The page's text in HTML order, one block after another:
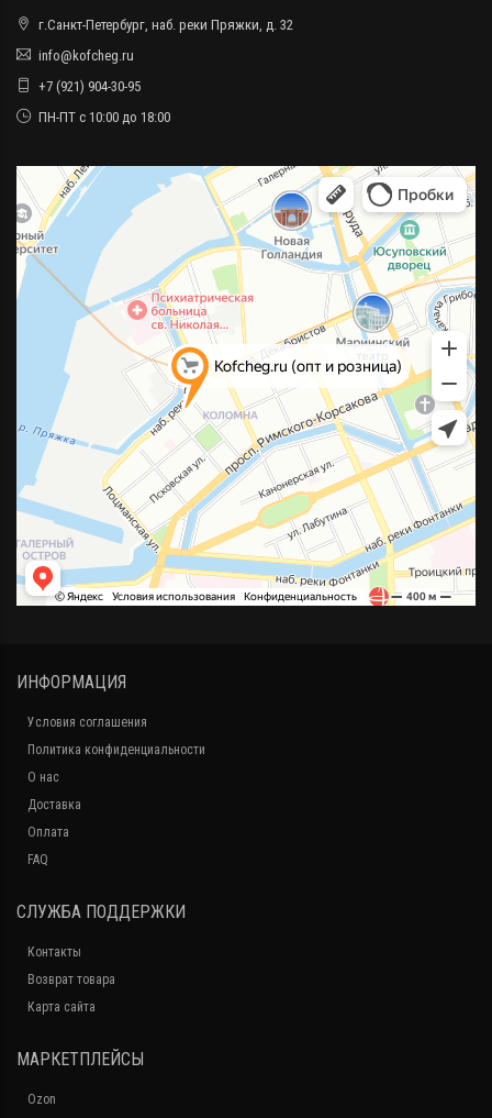
г.Санкт-Петербург, наб. реки Пряжки, д. 32
info@kofcheg.ru
+7 (921) 904-30-95
ПН-ПТ с 10:00 до 18:00
ИНФОРМАЦИЯ
Условия соглашения
Политика конфиденциальности
О нас
Доставка
Оплата
FAQ
СЛУЖБА ПОДДЕРЖКИ
Контакты
Возврат товара
Карта сайта
МАРКЕТПЛЕЙСЫ
Ozon